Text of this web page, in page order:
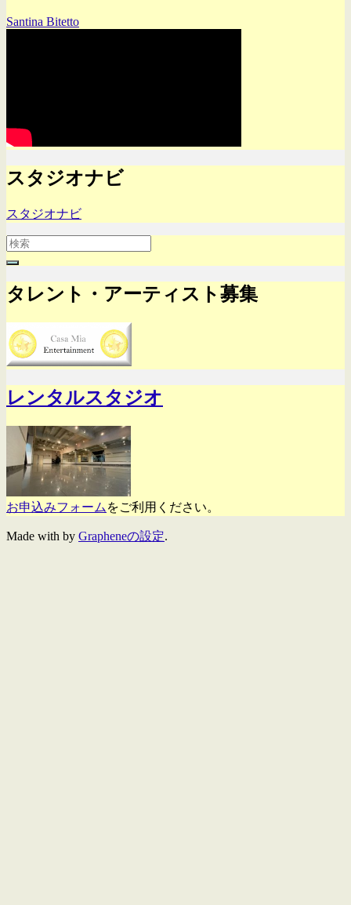
Santina Bitetto
スタジオナビ
スタジオナビ
Search
for:
タレント・アーティスト募集
レンタルスタジオ
お申込みフォーム をご利用ください。
Made with by Grapheneの設定.